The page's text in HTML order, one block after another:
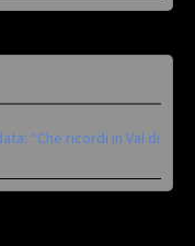
“Che ricordi in Val di